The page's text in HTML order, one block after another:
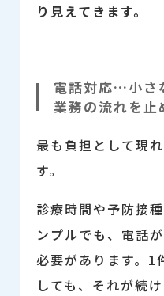
り見えてきます。
電話対応…小さ
業務の流れを止
最も負担として現
す。
診療時間や予防接
ンプルでも、電話
必要があります。1
しても、それが続